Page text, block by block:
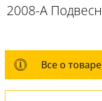
2008-A
Все о товаре
Все о товаре